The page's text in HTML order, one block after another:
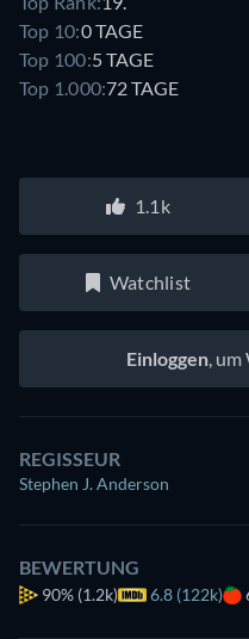
Top 10:0 TAGE
Top 100:5 TAGE
Top 1.000:72 TAGE
1.1k
Watchlist
Einloggen, um
REGISSEUR
Stephen J. Anderson
BEWERTUNG
90% (1.2k) 6.8 (122k)